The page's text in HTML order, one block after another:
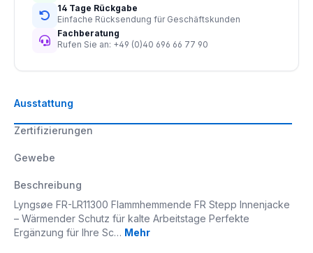
Ausstattung
Zertifizierungen
Gewebe
Beschreibung
Lyngsøe FR-LR11300 Flammhemmende FR Stepp Innenjacke
– Wärmender Schutz für kalte Arbeitstage Perfekte
Ergänzung für Ihre Sc… Mehr
14 Tage Rückgabe
Einfache Rücksendung für Geschäftskunden
Fachberatung
Rufen Sie an: +49 (0)40 696 66 77 90